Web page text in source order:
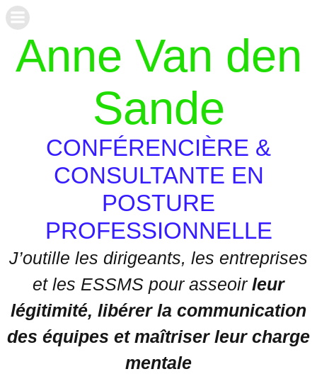
Aller
au
contenu
Anne Van den
Sande
CONFÉRENCIÈRE &
CONSULTANTE EN
POSTURE
PROFESSIONNELLE
J’outille les dirigeants, les entreprises
et les ESSMS pour asseoir leur
légitimité, libérer la communication
des équipes et maîtriser leur charge
mentale